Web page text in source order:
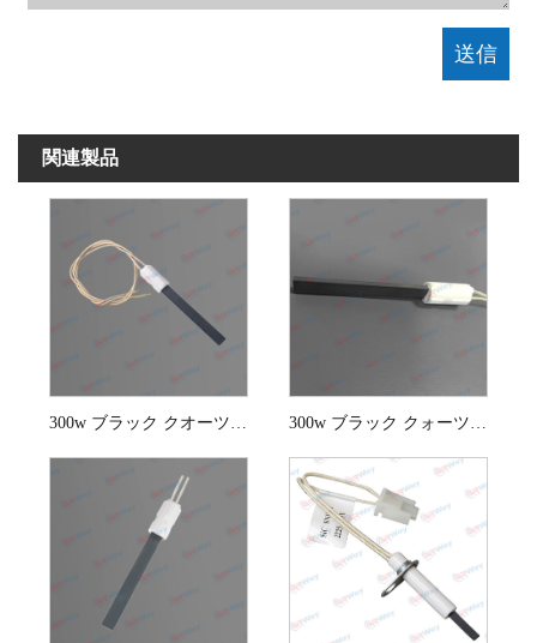
関連製品
300w ブラック クオーツ クリスタル ヒーター ライター 300w ブラック クォーツ クリスタル イグナイター